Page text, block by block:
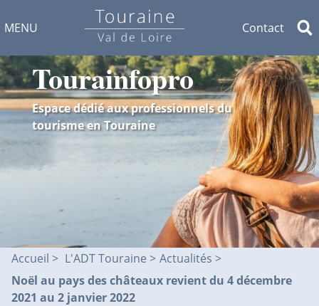
MENU Contact
Tourainfopro
Espace dédié aux professionnels du
tourisme en Touraine
Accueil L'ADT Touraine > Actualités
Noël au pays des châteaux revient du 4 décembre
2021 au 2 janvier 2022